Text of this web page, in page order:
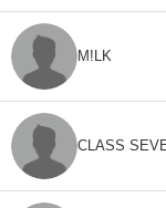
M!LK
CLASS